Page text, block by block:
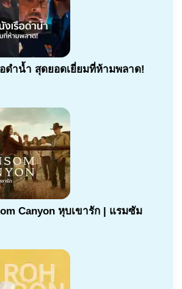
อดำน้ำ สุดยอดเยี่ยมที่ห้ามพลาด!
Canyon หุบเขารัก | แรมซัม